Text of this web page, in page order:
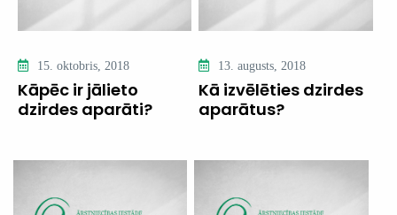
15. oktobris, 2018
Kāpēc ir jālieto
dzirdes aparāti?
13. augusts, 2018
Kā izvēlēties dzirdes
aparātus?